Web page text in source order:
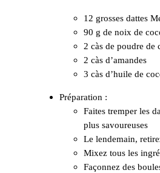
12 grosses dattes
90 g de noix de
2 càs de poudre de
2 càs d’amandes
3 càs d’huile de
Préparation :
Faites tremper les
plus savoureuses
Le lendemain,
Mixez tous les
Façonnez des